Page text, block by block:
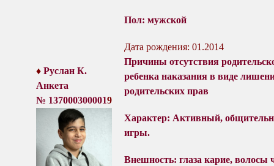
♦ Руслан К.
Анкета
№ 1370003000019
Пол: мужской
Дата рождения: 01.2014
Причины отсутствия
ребенка наказания в виде
родительских прав
Характер: Активный,
игры.
Внешность: глаза карие, волосы